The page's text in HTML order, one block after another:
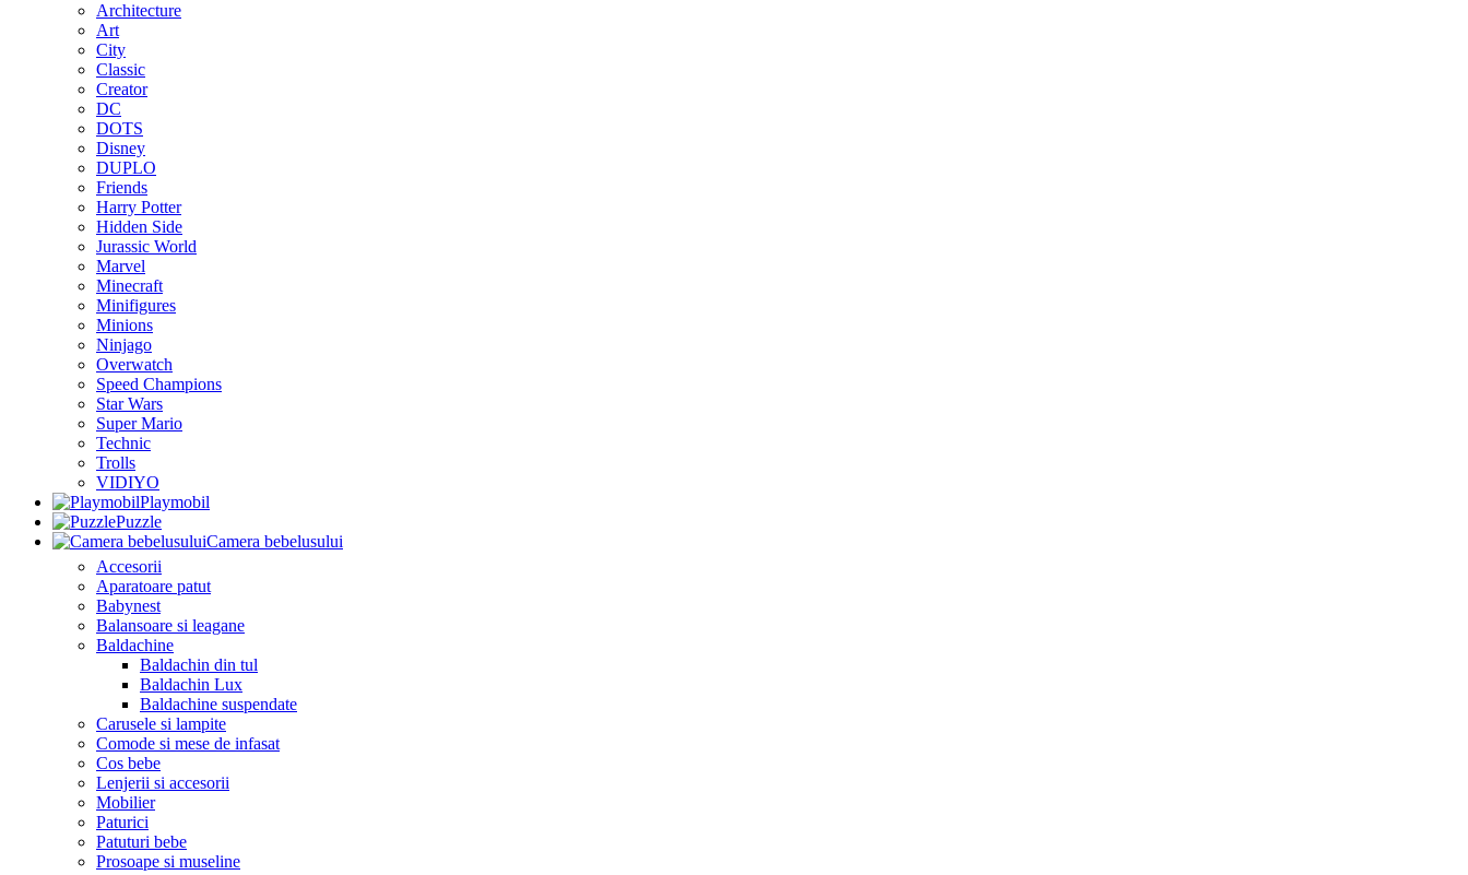
Architecture
Art
City
Classic
Creator
DC
DOTS
Disney
DUPLO
Friends
Harry Potter
Hidden Side
Jurassic World
Marvel
Minecraft
Minifigures
Minions
Ninjago
Overwatch
Speed Champions
Star Wars
Super Mario
Technic
Trolls
VIDIYO
Playmobil
Puzzle
Camera bebelusului
Accesorii
Aparatoare patut
Babynest
Balansoare si leagane
Baldachine
Baldachin din tul
Baldachin Lux
Baldachine suspendate
Carusele si lampite
Comode si mese de infasat
Cos bebe
Lenjerii si accesorii
Mobilier
Paturici
Patuturi bebe
Prosoape si museline